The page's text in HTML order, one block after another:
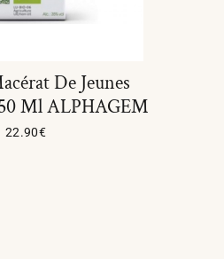
De Jeunes
Ml ALPHAGEM
22.90€